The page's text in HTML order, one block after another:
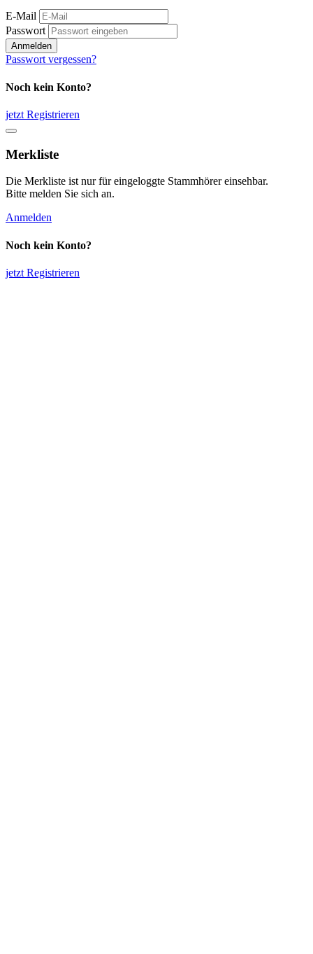
E-Mail
Passwort
Anmelden
Passwort vergessen?
Noch kein Konto?
jetzt Registrieren
Merkliste
Die Merkliste ist nur für eingeloggte Stammhörer einsehbar.
Bitte melden Sie sich an.
Anmelden
Noch kein Konto?
jetzt Registrieren